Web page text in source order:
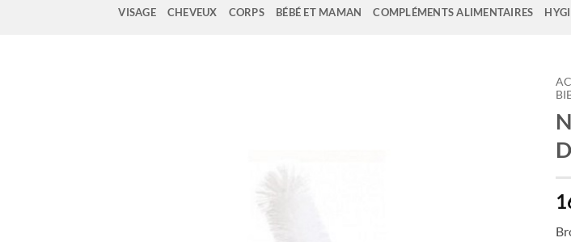
VISAGE CHEVEUX CORPS BÉBÉ ET MAMAN COMPLÉMENTS ALIMENTAIRES